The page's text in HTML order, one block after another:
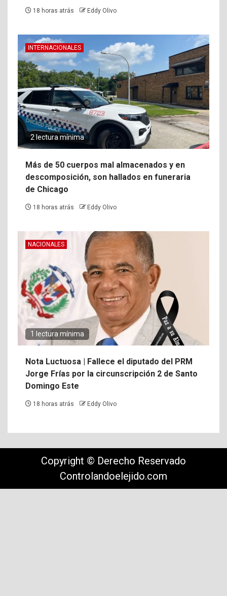
18 horas atrás Eddy Olivo
INTERNACIONALES
2 lectura mínima
Más de 50 cuerpos mal almacenados y en
descomposición, son hallados en funeraria
de Chicago
18 horas atrás Eddy Olivo
NACIONALES
1 lectura mínima
Nota Luctuosa | Fallece el diputado del PRM
Jorge Frías por la circunscripción 2 de Santo
Domingo Este
18 horas atrás Eddy Olivo
Copyright © Derecho Reservado
Controlandoelejido.com